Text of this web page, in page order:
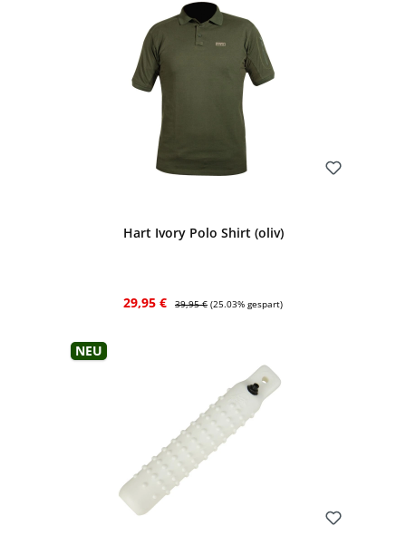
Hart Ivory Polo Shirt (oliv)
Verkaufspreis:
29,95 € Regulärer Preis:
39,95 € (25.03% gespart)
Neu